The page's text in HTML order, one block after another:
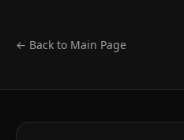
← Back to Main Page